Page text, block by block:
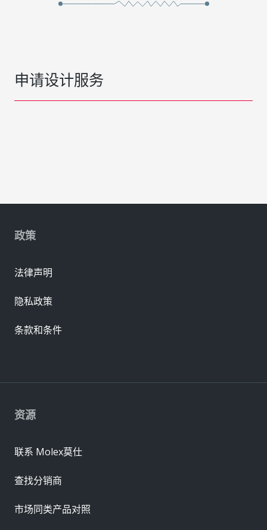
申请设计服务
资源
联系 Molex莫仕
查找分销商
市场同类产品对照
政策
法律声明
隐私政策
条款和条件